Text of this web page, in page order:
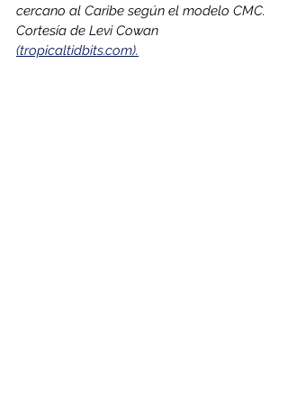
cercano al Caribe según el modelo CMC.
Cortesía de Levi Cowan
(tropicaltidbits.com).